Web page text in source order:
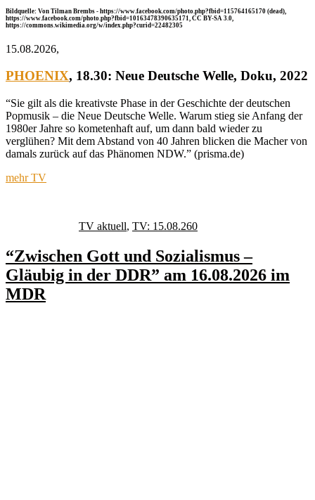
Bildquelle: Von Tilman Brembs - https://www.facebook.com/photo.php?fbid=115764165170 (dead),
https://www.facebook.com/photo.php?fbid=10163478390635171, CC BY-SA 3.0,
https://commons.wikimedia.org/w/index.php?curid=22482305
15.08.2026,
PHOENIX, 18.30: Neue Deutsche Welle, Doku, 2022
“Sie gilt als die kreativste Phase in der Geschichte der deutschen
Popmusik – die Neue Deutsche Welle. Warum stieg sie Anfang der
1980er Jahre so kometenhaft auf, um dann bald wieder zu
verglühen? Mit dem Abstand von 40 Jahren blicken die Macher von
damals zurück auf das Phänomen NDW.” (prisma.de)
mehr TV
TV aktuell, TV: 15.08.260
“Zwischen Gott und Sozialismus –
Gläubig in der DDR” am 16.08.2026 im
MDR